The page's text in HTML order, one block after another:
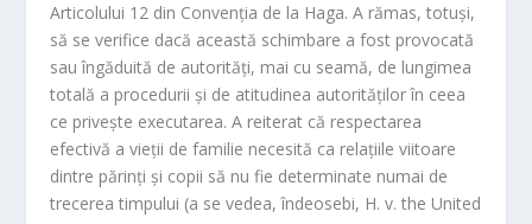
Articolului 12 din Convenţia de la Haga. A rămas, totuşi,
să se verifice dacă această schimbare a fost provocată
sau îngăduită de autorităţi, mai cu seamă, de lungimea
totală a procedurii şi de atitudinea autorităţilor în ceea
ce priveşte executarea. A reiterat că respectarea
efectivă a vieţii de familie necesită ca relaţiile viitoare
dintre părinţi şi copii să nu fie determinate numai de
trecerea timpului (a se vedea, îndeosebi, H. v. the United